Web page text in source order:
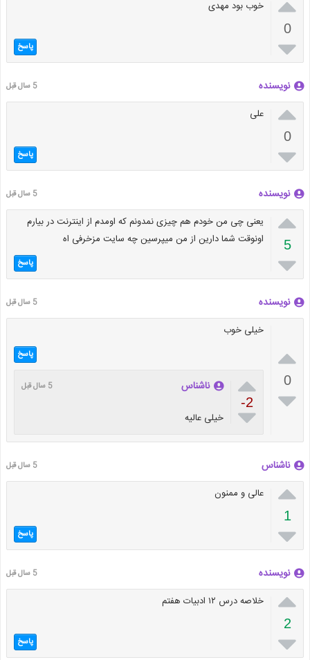
0

خوب بود مهدی
پاسخ
نویسنده 5 سال قبل

0

علی
پاسخ
نویسنده 5 سال قبل

5

یعنی چی من خودم هم چیزی نمدونم که اومدم از اینترنت در بیارم
اونوقت شما دارین از من میپرسین چه سایت مزخرفی اه
پاسخ
نویسنده 5 سال قبل

0

خیلی خوب
پاسخ

-2

ناشناس 5 سال قبل
خیلی عالیه
ناشناس 5 سال قبل

1

عالی و ممنون
پاسخ
نویسنده 5 سال قبل

2

خلاصه درس ۱۲ ادبیات هفتم
پاسخ